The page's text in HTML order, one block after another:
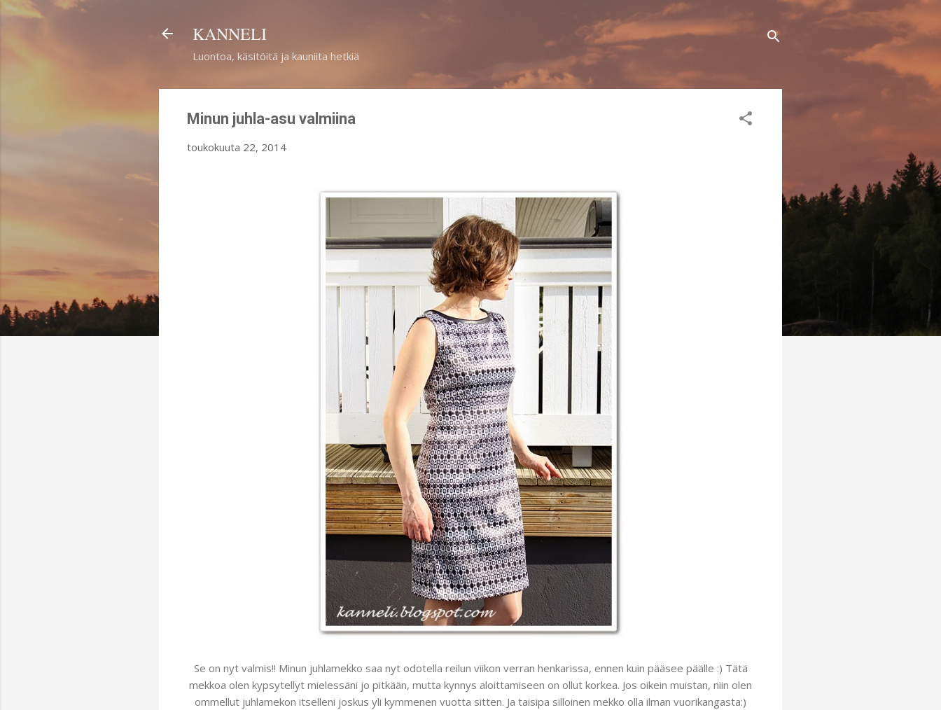
KANNELI
Luontoa, käsitöitä ja kauniita hetkiä
Minun juhla-asu valmiina
toukokuuta 22, 2014
Se on nyt valmis!! Minun juhlamekko saa nyt odotella reilun viikon verran henkarissa, ennen kuin pääsee päälle :) Tätä
mekkoa olen kypsytellyt mielessäni jo pitkään, mutta kynnys aloittamiseen on ollut korkea. Jos oikein muistan, niin olen
ommellut juhlamekon itselleni joskus yli kymmenen vuotta sitten. Ja taisipa silloinen mekko olla ilman vuorikangasta:)